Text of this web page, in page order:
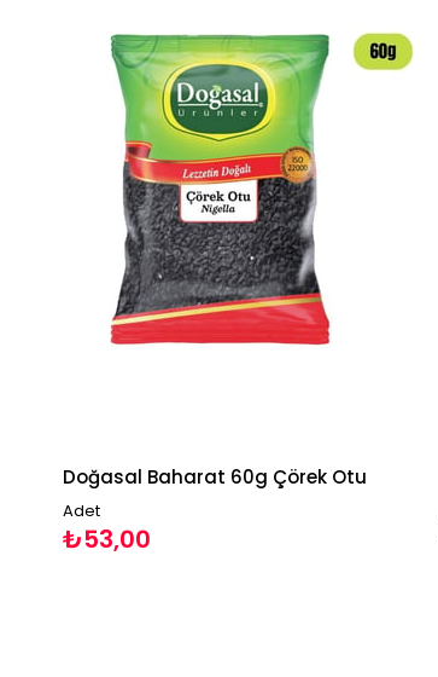
Doğasal Baharat 60g Çörek Otu
Adet
₺53,00